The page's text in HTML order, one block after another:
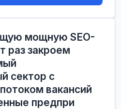
мощную SEO-
раз закроем
сектор с
вакансий
предпри